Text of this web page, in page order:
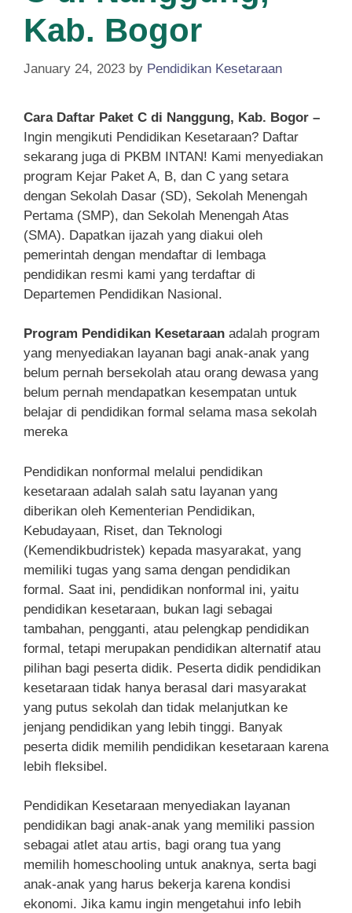
Kab. Bogor
January 24, 2023 by Pendidikan Kesetaraan
Cara Daftar Paket C di Nanggung, Kab. Bogor –
Ingin mengikuti Pendidikan Kesetaraan? Daftar
sekarang juga di PKBM INTAN! Kami menyediakan
program Kejar Paket A, B, dan C yang setara
dengan Sekolah Dasar (SD), Sekolah Menengah
Pertama (SMP), dan Sekolah Menengah Atas
(SMA). Dapatkan ijazah yang diakui oleh
pemerintah dengan mendaftar di lembaga
pendidikan resmi kami yang terdaftar di
Departemen Pendidikan Nasional.
Program Pendidikan Kesetaraan adalah program
yang menyediakan layanan bagi anak-anak yang
belum pernah bersekolah atau orang dewasa yang
belum pernah mendapatkan kesempatan untuk
belajar di pendidikan formal selama masa sekolah
mereka
Pendidikan nonformal melalui pendidikan
kesetaraan adalah salah satu layanan yang
diberikan oleh Kementerian Pendidikan,
Kebudayaan, Riset, dan Teknologi
(Kemendikbudristek) kepada masyarakat, yang
memiliki tugas yang sama dengan pendidikan
formal. Saat ini, pendidikan nonformal ini, yaitu
pendidikan kesetaraan, bukan lagi sebagai
tambahan, pengganti, atau pelengkap pendidikan
formal, tetapi merupakan pendidikan alternatif atau
pilihan bagi peserta didik. Peserta didik pendidikan
kesetaraan tidak hanya berasal dari masyarakat
yang putus sekolah dan tidak melanjutkan ke
jenjang pendidikan yang lebih tinggi. Banyak
peserta didik memilih pendidikan kesetaraan karena
lebih fleksibel.
Pendidikan Kesetaraan menyediakan layanan
pendidikan bagi anak-anak yang memiliki passion
sebagai atlet atau artis, bagi orang tua yang
memilih homeschooling untuk anaknya, serta bagi
anak-anak yang harus bekerja karena kondisi
ekonomi. Jika kamu ingin mengetahui info lebih